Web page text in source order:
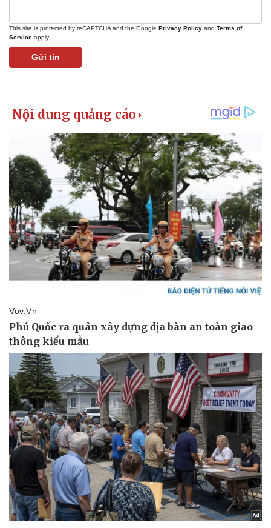
Thể thao
Bóng đá
Lịch thi đấu bóng đá
Thế giới thể thao
Hậu trường
Ô tô - Xe máy
Ô tô
Xe máy
Tư vấn
This site is protected by reCAPTCHA and the Google Privacy Policy and Terms of
Service apply.
Gửi tin